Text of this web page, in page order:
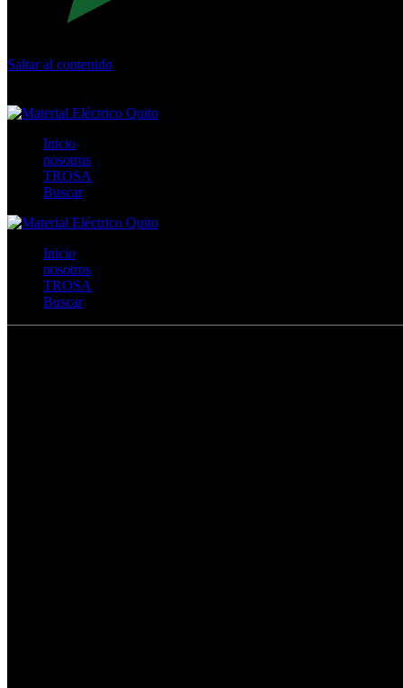
Saltar al contenido
Inicio
nosotros
TROSA
Buscar
Inicio
nosotros
TROSA
Buscar